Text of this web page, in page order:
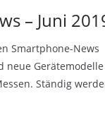
– Juni
Smartphone-News
neue Gerätemodelle
Ständig